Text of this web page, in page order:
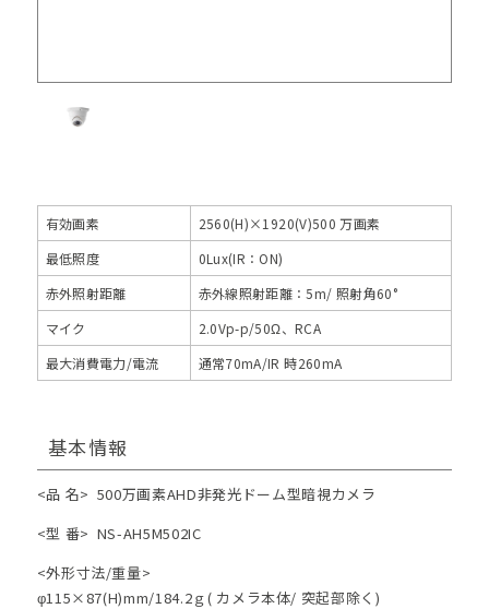
有効画素
2560(H)×1920(V)500 万画素
最低照度
0Lux(IR：ON)
赤外照射距離
赤外線照射距離：5m/ 照射角60°
マイク
2.0Vp-p/50Ω、RCA
最大消費電力/電流
通常70mA/IR 時260mA
基本情報
<品 名> 500万画素AHD非発光ドーム型暗視カメラ
<型 番> NS-AH5M502IC
<外形寸法/重量>
φ115×87(H)mm/184.2ｇ( カメラ本体/ 突起部除く)